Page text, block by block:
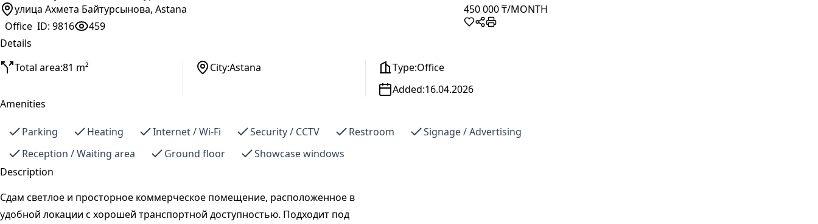
улица Ахмета Байтурсынова, Astana
Office ID: 9816 459
450 000 ₸/MONTH
Details
Total area:81 m² City:Astana Type:Office
Added:16.04.2026
Amenities
Parking Heating Internet / Wi-Fi Security / CCTV Restroom
Signage / Advertising
Reception / Waiting area
Ground floor
Showcase windows
Description
Сдам светлое и просторное коммерческое помещение, расположенное в
удобной локации с хорошей транспортной доступностью. Подходит под